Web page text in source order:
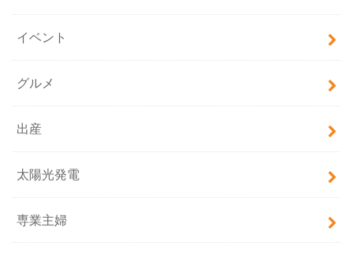
イベント
グルメ
出産
太陽光発電
専業主婦